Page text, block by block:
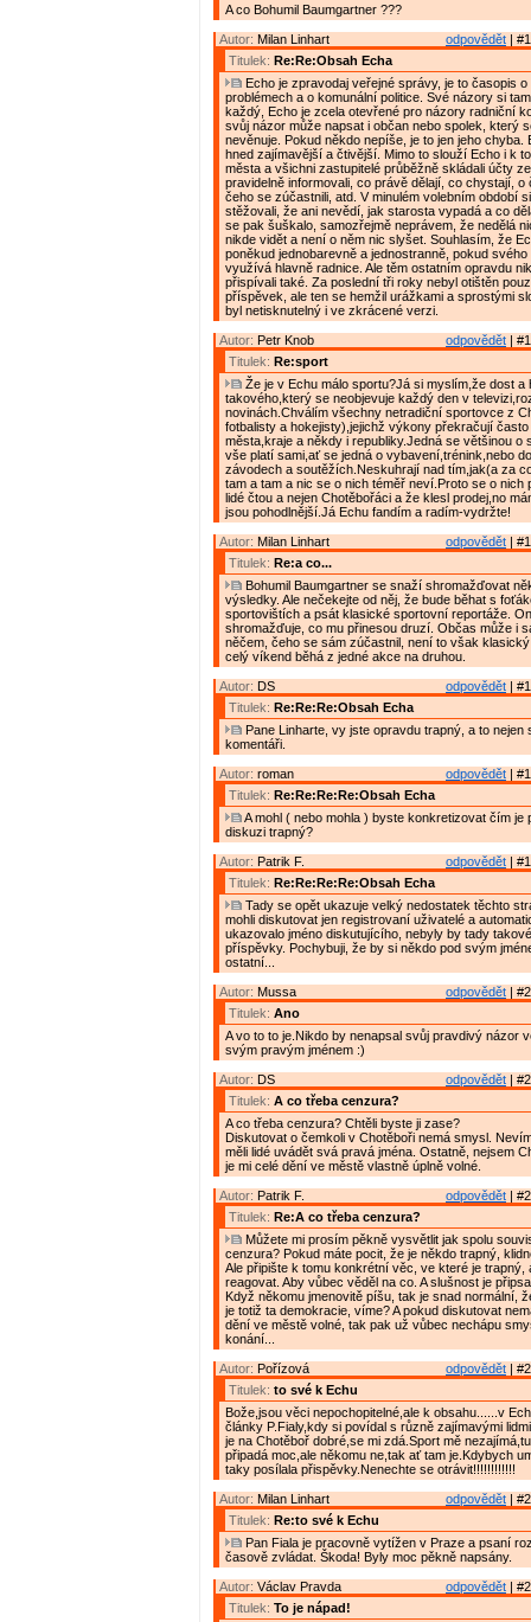
A co Bohumil Baumgartner ???
odpovědět |
Autor: Milan Linhart
Titulek: Re:Re:Obsah Echa
Echo je zpravodaj veřejné správy, je to časopis
problémech a o komunální politice. Své názory si
každý, Echo je zcela otevřené pro názory radniční
svůj názor může napsat i občan nebo spolek, který
nevěnuje. Pokud někdo nepíše, je to jen jeho chyba.
hned zajímavější a čtivější. Mimo to slouží Echo i k
města a všichni zastupitelé průběžně skládali účty
pravidelně informovali, co právě dělají, co chystají, o
čeho se zúčastnili, atd. V minulém volebním období
stěžovali, že ani nevědí, jak starosta vypadá a co
se pak šuškalo, samozřejmě neprávem, že nedělá
nikde vidět a není o něm nic slyšet. Souhlasím, že
poněkud jednobarevně a jednostranně, pokud
využívá hlavně radnice. Ale těm ostatním opravdu
přispívali také. Za poslední tři roky nebyl otištěn
příspěvek, ale ten se hemžil urážkami a sprostými
byl netisknutelný i ve zkrácené verzi.
odpovědět |
Autor: Petr Knob
Titulek: Re:sport
Že je v Echu málo sportu?Já si myslím,že dost a
takového,který se neobjevuje každý den v
novinách.Chválím všechny netradiční sportovce z
fotbalisty a hokejisty),jejichž výkony překračují často
města,kraje a někdy i republiky.Jedná se většinou o
vše platí sami,ať se jedná o vybavení,trénink,nebo
závodech a soutěžích.Neskuhrají nad tím,jak(a za
tam a tam a nic se o nich téměř neví.Proto se o nich
lidé čtou a nejen Chotěbořáci a že klesl prodej,no
jsou pohodlnější.Já Echu fandím a radím-vydržte!
odpovědět |
Autor: Milan Linhart
Titulek: Re:a co...
Bohumil Baumgartner se snaží shromažďovat
výsledky. Ale nečekejte od něj, že bude běhat s
sportovištích a psát klasické sportovní reportáže.
shromažďuje, co mu přinesou druzí. Občas může i
něčem, čeho se sám zúčastnil, není to však
celý víkend běhá z jedné akce na druhou.
odpovědět |
Autor: DS
Titulek: Re:Re:Re:Obsah Echa
Pane Linharte, vy jste opravdu trapný, a to nejen
komentáři.
odpovědět |
Autor: roman
Titulek: Re:Re:Re:Re:Obsah Echa
A mohl ( nebo mohla ) byste konkretizovat čím je
diskuzi trapný?
odpovědět |
Autor: Patrik F.
Titulek: Re:Re:Re:Re:Obsah Echa
Tady se opět ukazuje velký nedostatek těchto
mohli diskutovat jen registrovaní uživatelé a
ukazovalo jméno diskutujícího, nebyly by tady
příspěvky. Pochybuji, že by si někdo pod svým
ostatní...
odpovědět |
Autor: Mussa
Titulek: Ano
A vo to to je.Nikdo by nenapsal svůj pravdivý názor
svým pravým jménem :)
odpovědět |
Autor: DS
Titulek: A co třeba cenzura?
A co třeba cenzura? Chtěli byste ji zase?
Diskutovat o čemkoli v Chotěboři nemá smysl.
měli lidé uvádět svá pravá jména. Ostatně, nejsem
je mi celé dění ve městě vlastně úplně volné.
odpovědět |
Autor: Patrik F.
Titulek: Re:A co třeba cenzura?
Můžete mi prosím pěkně vysvětlit jak spolu
cenzura? Pokud máte pocit, že je někdo trapný,
Ale připište k tomu konkrétní věc, ve které je trapný,
reagovat. Aby vůbec věděl na co. A slušnost je
Když někomu jmenovitě píšu, tak je snad normální,
je totiž ta demokracie, víme? A pokud diskutovat
dění ve městě volné, tak pak už vůbec nechápu
konání...
odpovědět |
Autor: Pořízová
Titulek: to své k Echu
Bože,jsou věci nepochopitelné,ale k obsahu......v
články P.Fialy,kdy si povídal s různě zajímavými
je na Chotěboř dobré,se mi zdá.Sport mě
připadá moc,ale někomu ne,tak ať tam je.Kdybych
taky posílala přispěvky.Nenechte se otrávit!!!!!!!!!!!!
odpovědět |
Autor: Milan Linhart
Titulek: Re:to své k Echu
Pan Fiala je pracovně vytížen v Praze a psaní
časově zvládat. Škoda! Byly moc pěkně napsány.
odpovědět |
Autor: Václav Pravda
Titulek: To je nápad!